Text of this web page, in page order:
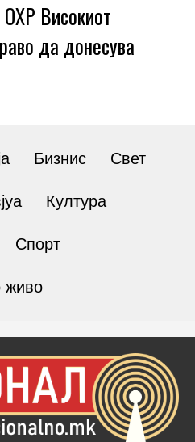
Високиот
да донесува
Бизнис Свет
Култура
Спорт
живо